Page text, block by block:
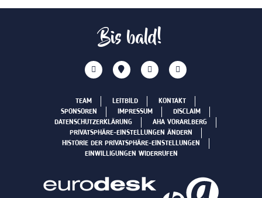
Bis bald!
TEAM LEITBILD
KONTAKT
SPONSOREN
IMPRESSUM
DISCLAIM
DATENSCHUTZERKLÄRUNG
AHA VORARLBERG
PRIVATSPHÄRE-EINSTELLUNGEN ÄNDERN
HISTORIE DER PRIVATSPHÄRE-EINSTELLUNGEN
EINWILLIGUNGEN WIDERRUFEN